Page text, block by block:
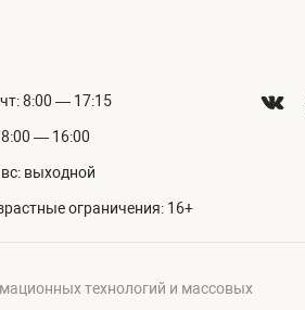
8:00 — 17:15
8:00 — 16:00
вс: выходной
ограничения: 16+
технологий и массовых